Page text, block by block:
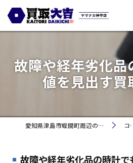
故障や経年劣化品
値を見出す買
愛知県津島市蛭間町周辺のお買取りなら買取大吉 ヤマナカ神守店 コラム
故障や経年劣化品の時計